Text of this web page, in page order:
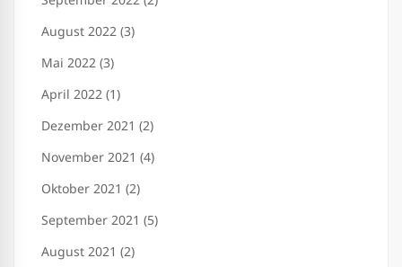
August 2022 (3)
Mai 2022 (3)
April 2022 (1)
Dezember 2021 (2)
November 2021 (4)
Oktober 2021 (2)
September 2021 (5)
August 2021 (2)